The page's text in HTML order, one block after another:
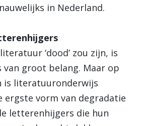
in Nederland.
‘dood’ zou zijn, is
van groot belang. Maar op
is literatuuronderwijs
ergste vorm van degradatie
letterenhijgers die hun